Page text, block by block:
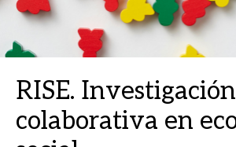
RISE. Investigación
colaborativa en